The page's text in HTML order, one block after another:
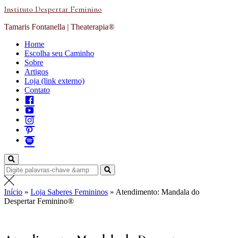
Instituto Despertar Feminino
Tamaris Fontanella | Theaterapia®
Home
Escolha seu Caminho
Sobre
Artigos
Loja (link externo)
Contato
Início » Loja Saberes Femininos » Atendimento: Mandala do
Despertar Feminino®